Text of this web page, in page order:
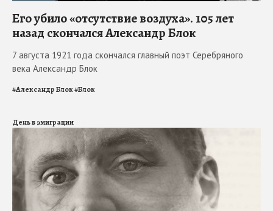
Его убило «отсутствие воздуха». 105 лет
назад скончался Александр Блок
7 августа 1921 года скончался главный поэт Серебряного
века Александр Блок
#Александр Блок#Блок
День в эмиграции